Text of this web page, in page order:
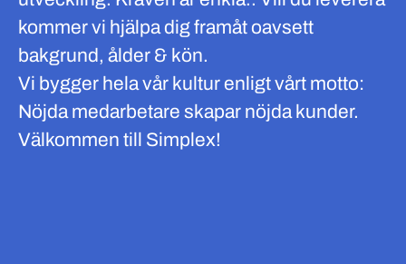
kommer vi hjälpa dig framåt oavsett
bakgrund, ålder & kön.
Vi bygger hela vår kultur enligt vårt motto:
Nöjda medarbetare skapar nöjda kunder.
Välkommen till Simplex!